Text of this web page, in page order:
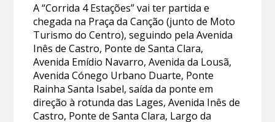
A “Corrida 4 Estações” vai ter partida e
chegada na Praça da Canção (junto de Moto
Turismo do Centro), seguindo pela Avenida
Inês de Castro, Ponte de Santa Clara,
Avenida Emídio Navarro, Avenida da Lousã,
Avenida Cónego Urbano Duarte, Ponte
Rainha Santa Isabel, saída da ponte em
direção à rotunda das Lages, Avenida Inês de
Castro, Ponte de Santa Clara, Largo da